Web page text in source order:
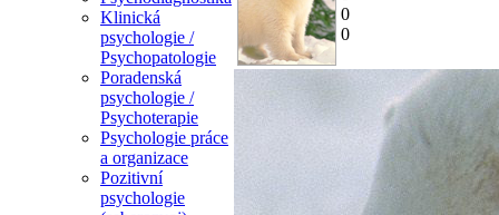
Klinická
psychologie /
Psychopatologie
Poradenská
psychologie /
Psychoterapie
Psychologie práce
a organizace
Pozitivní
psychologie
0
0